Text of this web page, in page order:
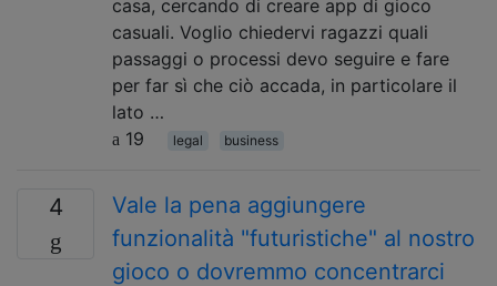
casa, cercando di creare app di gioco
casuali. Voglio chiedervi ragazzi quali
passaggi o processi devo seguire e fare
per far sì che ciò accada, in particolare il
lato …
19
legal business
4
Vale la pena aggiungere
funzionalità "futuristiche" al nostro
gioco o dovremmo concentrarci